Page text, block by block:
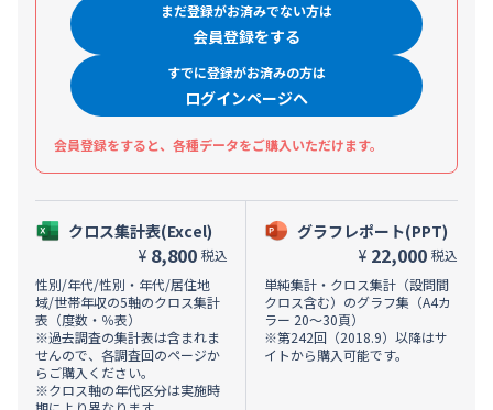
まだ登録がお済みでない方は
会員登録をする
すでに登録がお済みの方は
ログインページへ
会員登録をすると、各種データをご購入いただけます。
クロス集計表(Excel)
¥ 8,800 税込
性別/年代/性別・年代/居住地
域/世帯年収の5軸のクロス集計
表（度数・％表）
※過去調査の集計表は含まれま
せんので、各調査回のページか
らご購入ください。
※クロス軸の年代区分は実施時
グラフレポート(PPT)
¥ 22,000 税込
単純集計・クロス集計（設問間
クロス含む）のグラフ集（A4カ
ラー 20～30頁）
※第242回（2018.9）以降はサ
イトから購入可能です。